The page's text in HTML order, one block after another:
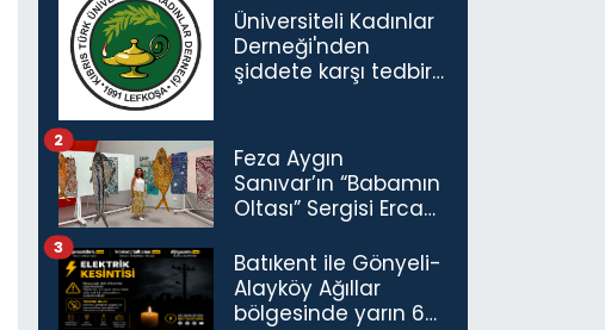
Üniversiteli Kadınlar
Derneği'nden
şiddete karşı tedbir
Feza Aygın
Sanıvar’ın “Babamın
Oltası” Sergisi Ercan
Açıldı
2
Batıkent ile Gönyeli-
Alayköy Ağıllar
bölgesinde yarın 6
3